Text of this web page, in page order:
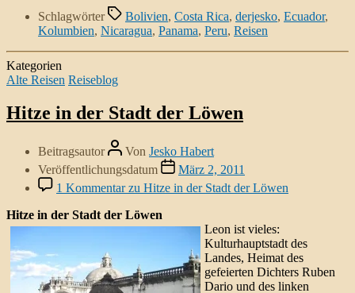
Schlagwörter Bolivien, Costa Rica, derjesko, Ecuador,
Kolumbien, Nicaragua, Panama, Peru, Reisen
Kategorien
Alte Reisen Reiseblog
Hitze in der Stadt der Löwen
Beitragsautor Von Jesko Habert
Veröffentlichungsdatum
März 2, 2011
1 Kommentarzu Hitze in der Stadt der Löwen
Hitze in der Stadt der Löwen
Leon ist vieles:
Kulturhauptstadt des
Landes, Heimat des
gefeierten Dichters Ruben
Dario und des linken